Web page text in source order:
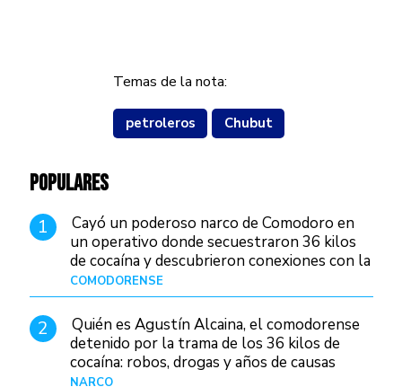
Temas de la nota:
petroleros Chubut
POPULARES
1
Cayó un poderoso narco de Comodoro en
un operativo donde secuestraron 36 kilos
de cocaína y descubrieron conexiones con la
Patagonia
COMODORENSE
2
Quién es Agustín Alcaina, el comodorense
detenido por la trama de los 36 kilos de
cocaína: robos, drogas y años de causas
judiciales
NARCO